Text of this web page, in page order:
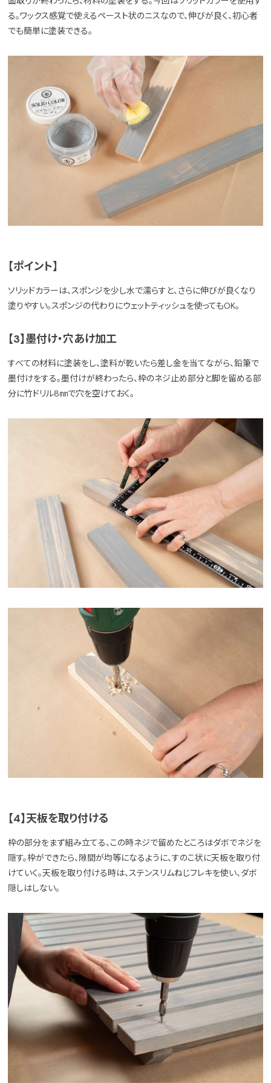
る。ワックス感覚で使えるペースト状のニスなので、伸びが良く、初心者
でも簡単に塗装できる。
【ポイント】
ソリッドカラーは、スポンジを少し水で濡らすと、さらに伸びが良くなり
塗りやすい。スポンジの代わりにウェットティッシュを使ってもOK。
【3】墨付け・穴あけ加工
すべての材料に塗装をし、塗料が乾いたら差し金を当てながら、鉛筆で
墨付けをする。墨付けが終わったら、枠のネジ止め部分と脚を留める部
分に竹ドリル8㎜で穴を空けておく。
【4】天板を取り付ける
枠の部分をまず組み立てる、この時ネジで留めたところはダボでネジを
隠す。枠ができたら、隙間が均等になるように、すのこ状に天板を取り付
けていく。天板を取り付ける時は、ステンスリムねじフレキを使い、ダボ
隠しはしない。